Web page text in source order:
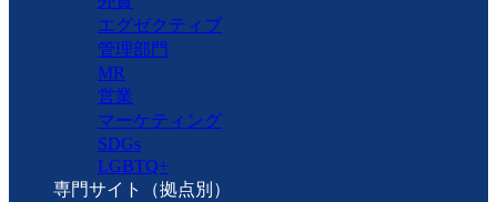
エグゼクティブ
管理部門
MR
営業
マーケティング
SDGs
LGBTQ+
専門サイト（拠点別）